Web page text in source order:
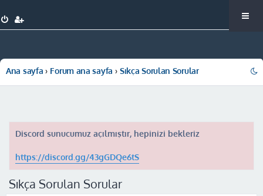
Ana sayfa Forum ana sayfa Sıkça Sorulan Sorular
Discord sunucumuz açılmıştır, hepinizi bekleriz
https://discord.gg/43gGDQe6tS
Sıkça Sorulan Sorular